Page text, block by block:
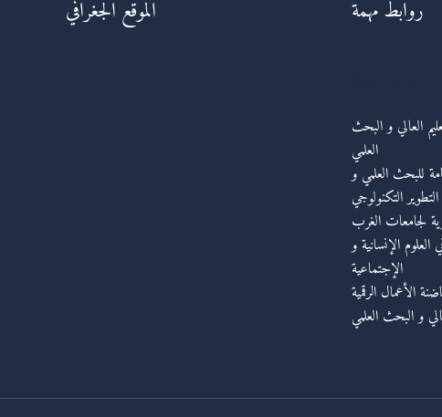
روابط مهمة
العالي و البحث
العلمي
للبحث العلمي و
التطوير التكنولوجي
لجامعات الغرب
العلوم الإنسانية و
الإجتماعية
الأعمال الرقمية
و البحث العلمي
الموقع الجغرافي